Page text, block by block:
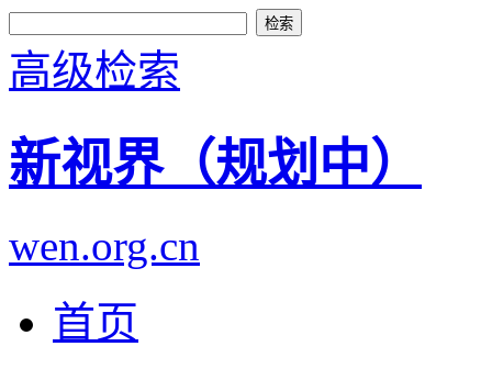
高级检索
新视界（规划中）
wen.org.cn
首页